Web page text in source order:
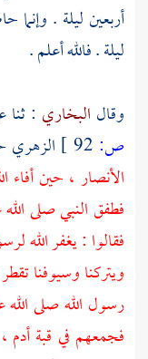
أربعين ليلة .
ليلة . فالله أعلم .
وقال البخاري : ثنا
ص:
الزهري
الأنصار ، حين أفاء
فطفق النبي صلى
فقالوا : يغفر الله
ويتركنا وسيوفنا
رسول الله صلى الله
فجمعهم في قبة أدم